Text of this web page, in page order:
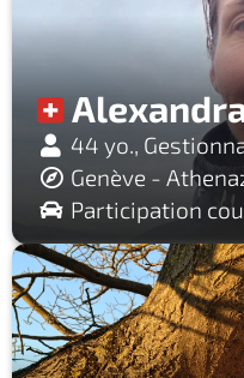
44 yo.,
Genève -
Participation